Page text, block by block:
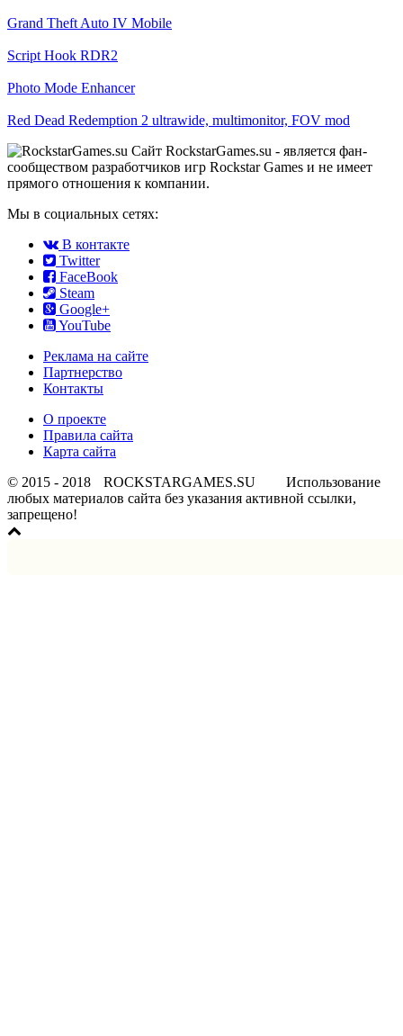
Grand Theft Auto IV Mobile
Script Hook RDR2
Photo Mode Enhancer
Red Dead Redemption 2 ultrawide, multimonitor, FOV mod
Сайт RockstarGames.su - является фан-
сообществом разработчиков игр Rockstar Games и не имеет
прямого отношения к компании.
Мы в социальных сетях:
В контакте
Twitter
FaceBook
Steam
Google+
YouTube
Реклама на сайте
Партнерство
Контакты
О проекте
Правила сайта
Карта сайта
© 2015 - 2018
ROCKSTARGAMES.SU
Использование
любых материалов сайта без указания активной ссылки,
запрещено!